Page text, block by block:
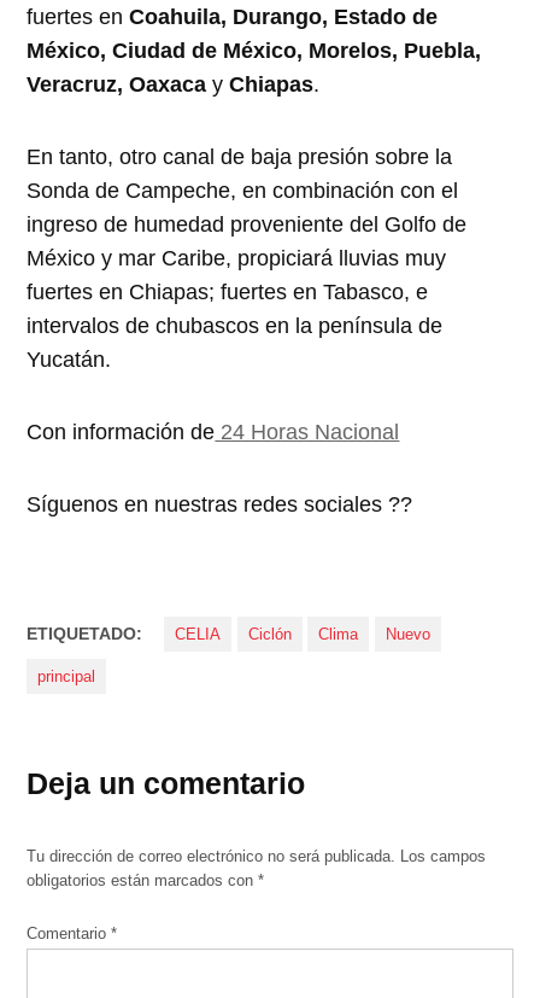
fuertes en Coahuila, Durango, Estado de
México, Ciudad de México, Morelos, Puebla,
Veracruz, Oaxaca yChiapas.
En tanto, otro canal de baja presión sobre la
Sonda de Campeche, en combinación con el
ingreso de humedad proveniente del Golfo de
México y mar Caribe, propiciará lluvias muy
fuertes en Chiapas; fuertes en Tabasco, e
intervalos de chubascos en la península de
Yucatán.
Con información de 24 Horas Nacional
Síguenos en nuestras redes sociales ??
ETIQUETADO: CELIA Ciclón Clima Nuevo
principal
Deja un comentario
Tu dirección de correo electrónico no será publicada.
Los campos
obligatorios están marcados con*
Comentario*